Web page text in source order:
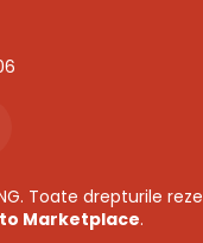
Toate drepturile
Marketplace.